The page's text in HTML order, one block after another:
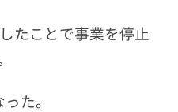
たことで事業を停止
た。